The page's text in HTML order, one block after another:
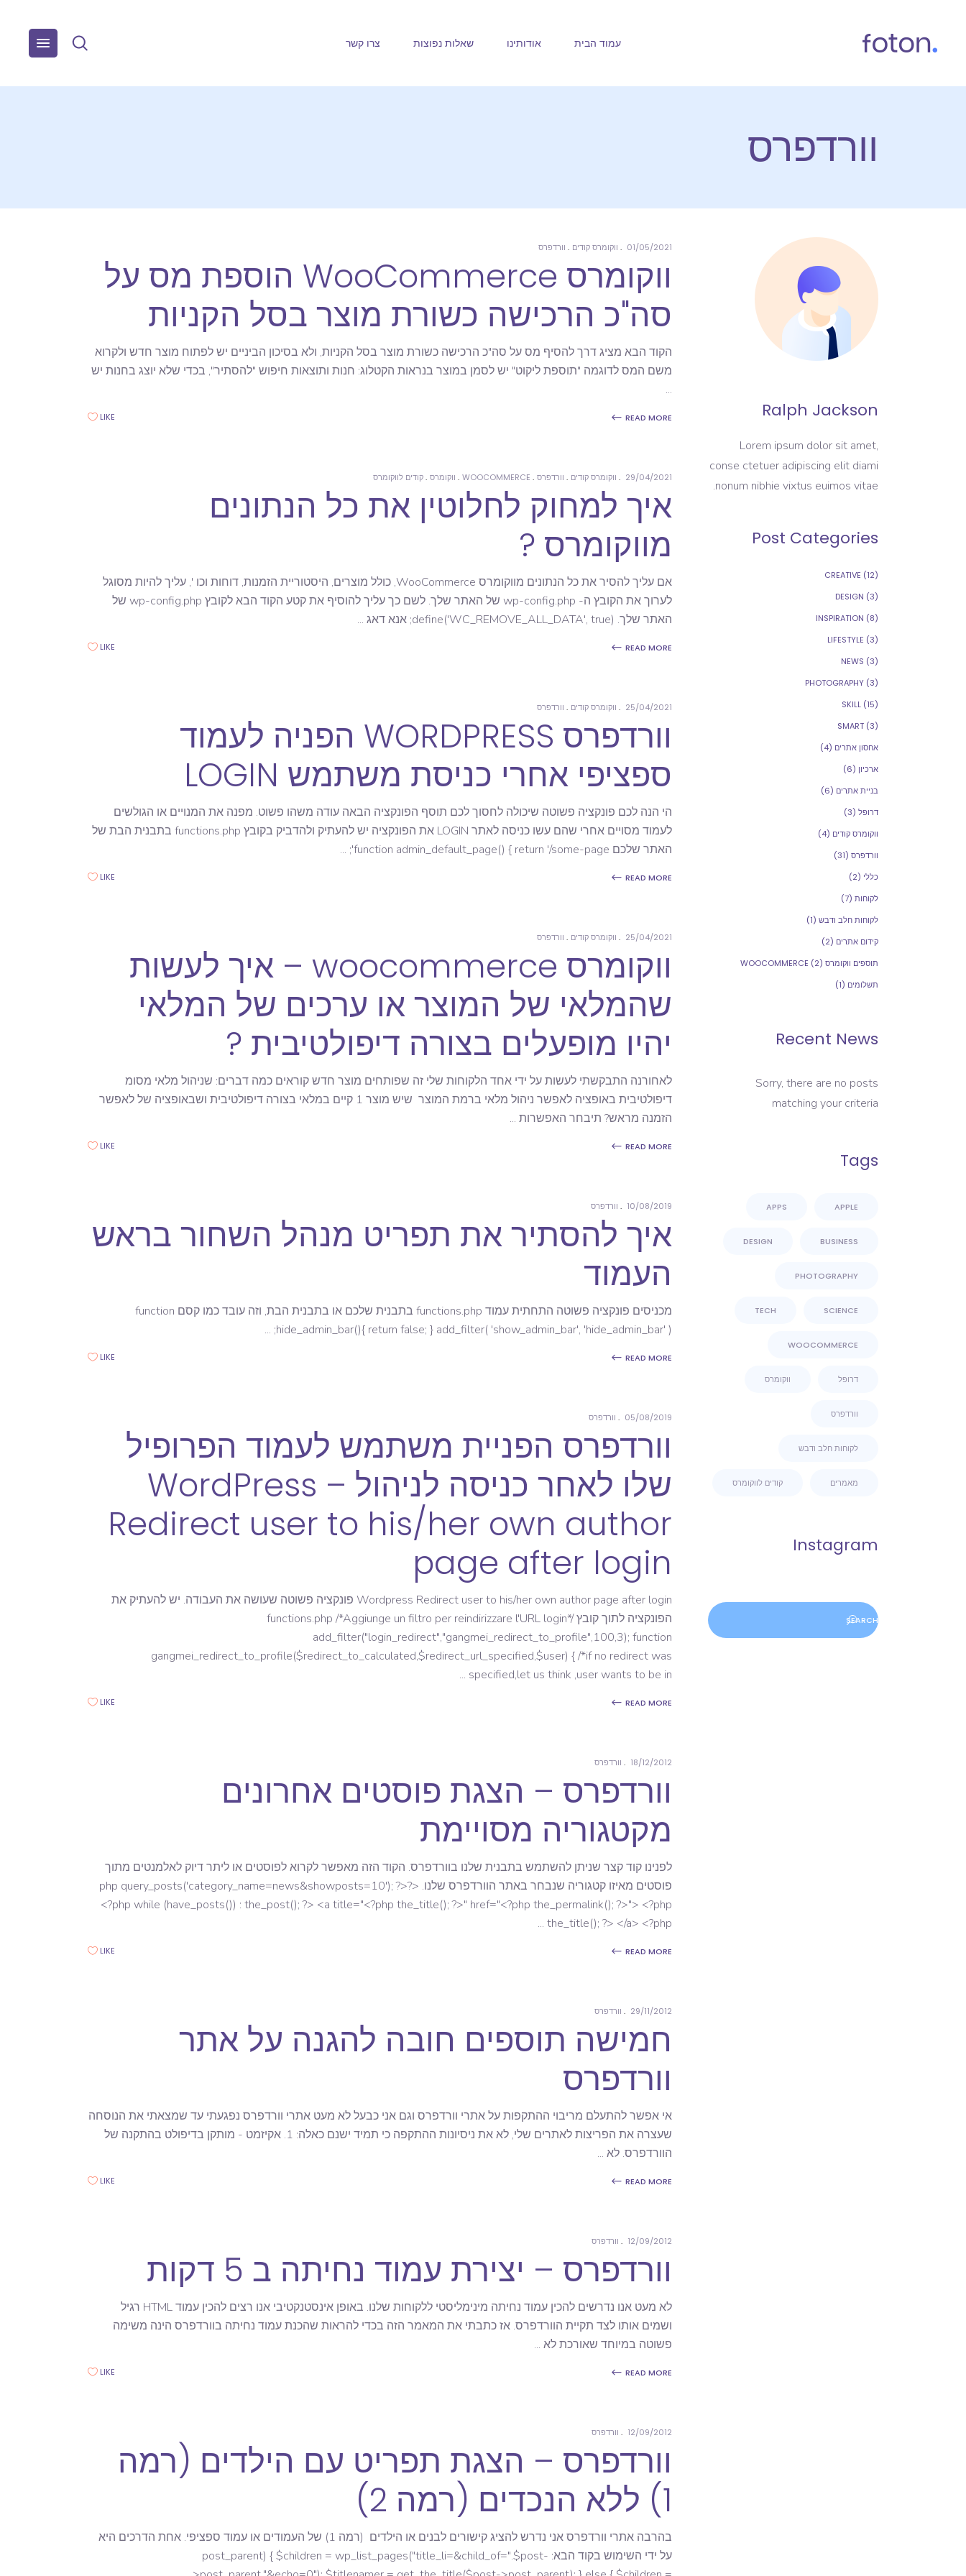
עמוד הבית אודותינו שאלות נפוצות צרו קשר
וורדפרס
01/05/2021 ווקומרס קודים וורדפרס
ווקומרס WooCommerce הוספת מס על
סה"כ הרכישה כשורת מוצר בסל הקניות
הקוד הבא מציג דרך להסיף מס על סה"כ הרכישה כשורת מוצר בסל הקניות, ולא בסיכון הביניים יש לפתוח מוצר חדש ולקרוא
משם המס לדוגמה "תוספת ליקוט" יש לסמן במוצר בנראות הקטלוג: חנות ותוצאות חיפוש "להסתיר", בכדי שלא יוצג בחנות יש
READ MORE
LIKE
29/04/2021 ווקומרס קודים וורדפרס WOOCOMMERCE ווקומרס קודים לווקומרס
איך למחוק לחלוטין את כל הנתונים
מווקומרס ?
אם עליך להסיר את כל הנתונים מווקומרס WooCommerce, כולל מוצרים, היסטוריית הזמנות, דוחות וכו ', עליך להיות מסוגל
לערוך את הקובץ ה- wp-config.php של האתר שלך. לשם כך עליך להוסיף את קטע הקוד הבא לקובץ wp-config.php של
האתר שלך. define('WC_REMOVE_ALL_DATA', true); אנא דאג
READ MORE
LIKE
25/04/2021 ווקומרס קודים וורדפרס
וורדפרס WORDPRESS הפניה לעמוד
ספציפי אחרי כניסת משתמש LOGIN
הי הנה לכם פונקציה פשוטה שיכולה לחסוך לכם תוסף הפונקציה הבאה עודה משהו פשוט. מפנה את המנויים או הגולשים
לעמוד מסויים אחרי שהם עשו כניסה לאתר LOGIN את הפונקציה יש להעתיק ולהדביק בקובץ functions.php בתבנית הבת של
האתר שלכם function admin_default_page() { return '/some-page';
READ MORE
LIKE
25/04/2021 ווקומרס קודים וורדפרס
ווקומרס woocommerce – איך לעשות
שהמלאי של המוצר או ערכים של המלאי
יהיו מופעלים בצורה דיפולטיבית ?
לאחורנה התבקשתי לעשות על ידי אחד הלקוחות שלי זה שפותחים מוצר חדש קוראים כמה דברים: שניהול מלאי מסומ
דיפולטיבית באופציה לאפשר ניהול מלאי ברמת המוצר שיש מוצר 1 קיים במלאי בצורה דיפולטיבית ושבאופציה של לאפשר
הזמנה מראש? תיבחר האפשרות
READ MORE
LIKE
10/08/2019 וורדפרס
איך להסתיר את תפריט מנהל השחור בראש
העמוד
מכניסים פונקציה פשוטה התחתית עמוד functions.php בתבנית שלכם או בתבנית הבת, וזה עובד כמו קסם function
hide_admin_bar(){ return false; } add_filter( 'show_admin_bar', 'hide_admin_bar' );
READ MORE
LIKE
05/08/2019 וורדפרס
וורדפרס הפניית משתמש לעמוד הפרופיל
שלו לאחר כניסה לניהול – WordPress
Redirect user to his/her own author
page after login
Wordpress Redirect user to his/her own author page after login פונקציה פשוטה שעושה את העבודה. יש להעתיק את
הפונקציה לתוך קובץ functions.php /*Aggiunge un filtro per reindirizzare l'URL login*/
add_filter("login_redirect","gangmei_redirect_to_profile",100,3); function
gangmei_redirect_to_profile($redirect_to_calculated,$redirect_url_specified,$user) { /*if no redirect was
specified,let us think ,user wants to be in
READ MORE
LIKE
18/12/2012 וורדפרס
וורדפרס – הצגת פוסטים אחרונים
מקטגוריה מסויימת
לפנינו קוד קצר שניתן להשתמש בתבנית שלנו בוורדפרס. הקוד הזה מאפשר לקרוא לפוסטים או ליתר דיוק לאלמנטים מתוך
פוסטים מאיזו קטגוריה שנבחר באתר הוורדפרס שלנו. <?php query_posts('category_name=news&showposts=10'); ?>
<?php while (have_posts()) : the_post(); ?> <a title="<?php the_title(); ?>" href="<?php the_permalink(); ?>"> <?php
the_title(); ?> </a> <?php
READ MORE
LIKE
29/11/2012 וורדפרס
חמישה תוספים חובה להגנה על אתר
וורדפרס
אי אפשר להתעלם מריבוי ההתקפות על אתרי וורדפרס וגם אני כבעל לא מעט אתרי וורדפרס נפגעתי עד שמצאתי את הנוסחה
שעצרה את הפריצות לאתרים שלי, לא את ניסיונות ההתקפה כי תמיד ישנם כאלה: 1. אקיזמט - מותקן בדיפולט בהתקנה של
הוורדפרס. לא
READ MORE
LIKE
12/09/2012 וורדפרס
וורדפרס – יצירת עמוד נחיתה ב 5 דקות
לא מעט אנו נדרשים להכין עמוד נחיתה מינימליסטי ללקוחות שלנו. באופן אינסטנקטיבי אנו רצים להכין עמוד HTML רגיל
ושמים אותו לצד תקיית הוורדפרס. אז כתבתי את המאמר הזה בכדי להראות שהכנת עמוד נחיתה בוורדפרס הינה משימה
פשוטה במיוחד שאורכת לא
READ MORE
LIKE
12/09/2012 וורדפרס
וורדפרס – הצגת תפריט עם הילדים (רמה
1) ללא הנכדים (רמה 2)
בהרבה אתרי וורדפרס אני נדרש להציג קישורים לבנים או הילדים (רמה 1) של העמודים או עמוד ספציפי. אחת הדרכים היא
על ידי השימוש בקוד הבא: post_parent) { $children = wp_list_pages("title_li=&child_of=".$post-
Ralph Jackson
Lorem ipsum dolor sit amet,
conse ctetuer adipiscing elit diami
nonum nibhie vixtus euimos vitae.
Post Categories
CREATIVE (12)
DESIGN (3)
INSPIRATION (8)
LIFESTYLE (3)
NEWS (3)
PHOTOGRAPHY (3)
SKILL (15)
SMART (3)
אחסון אתרים (4)
ארכיון (6)
בניית אתרים (6)
דרופל (3)
ווקומרס קודים (4)
וורדפרס (31)
כללי (2)
לקוחות (7)
לקוחות חלב ודבש (1)
קידום אתרים (2)
תוספים ווקומרס WOOCOMMERCE (2)
תשלומים (1)
Recent News
Sorry, there are no posts
matching your criteria
Tags
APPLE
APPS
BUSINESS
DESIGN
PHOTOGRAPHY
SCIENCE
TECH
WOOCOMMERCE
דרופל ווקומרס
וורדפרס
לקוחות חלב ודבש
מאמרים קודים לווקומרס
Instagram
Search